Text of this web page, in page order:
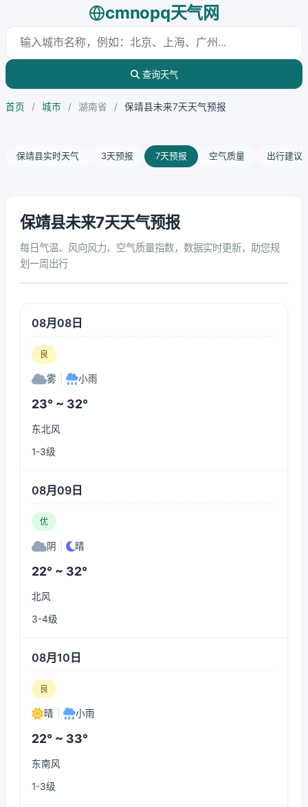
cmnopq天气网
查询天气
首页 / 城市 / 湖南省 / 保靖县未来7天天气预报
保靖县实时天气 3天预报 7天预报 空气质量 出行建议
保靖县未来7天天气预报
每日气温、风向风力、空气质量指数，数据实时更新，助您规
划一周出行
08月08日
良
雾 小雨
23° ~ 32°
东北风
1-3级
08月09日
优
阴 晴
22° ~ 32°
北风
3-4级
08月10日
良
晴 小雨
22° ~ 33°
东南风
1-3级